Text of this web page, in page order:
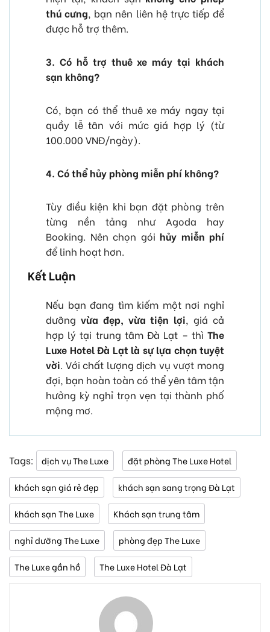
thú cưng , bạn nên liên hệ trực tiếp để
được hỗ trợ thêm.
3. Có hỗ trợ thuê xe máy tại khách
sạn không?
Có, bạn có thể thuê xe máy ngay tại
quầy lễ tân với mức giá hợp lý (từ
100.000 VNĐ/ngày).
4. Có thể hủy phòng miễn phí không?
Tùy điều kiện khi bạn đặt phòng trên
từng nền tảng như Agoda hay
Booking. Nên chọn gói hủy miễn phí
để linh hoạt hơn.
Kết Luận
Nếu bạn đang tìm kiếm một nơi nghỉ
dưỡng vừa đẹp, vừa tiện lợi, giá cả
hợp lý tại trung tâm Đà Lạt – thì The
Luxe Hotel Đà Lạt là sự lựa chọn tuyệt
vời. Với chất lượng dịch vụ vượt mong
đợi, bạn hoàn toàn có thể yên tâm tận
hưởng kỳ nghỉ trọn vẹn tại thành phố
mộng mơ.
Tags: dịch vụ The Luxe đặt phòng The Luxe Hotel
khách sạn giá rẻ đẹp khách sạn sang trọng Đà Lạt
khách sạn The Luxe Khách sạn trung tâm
nghỉ dưỡng The Luxe phòng đẹp The Luxe
The Luxe gần hồ The Luxe Hotel Đà Lạt